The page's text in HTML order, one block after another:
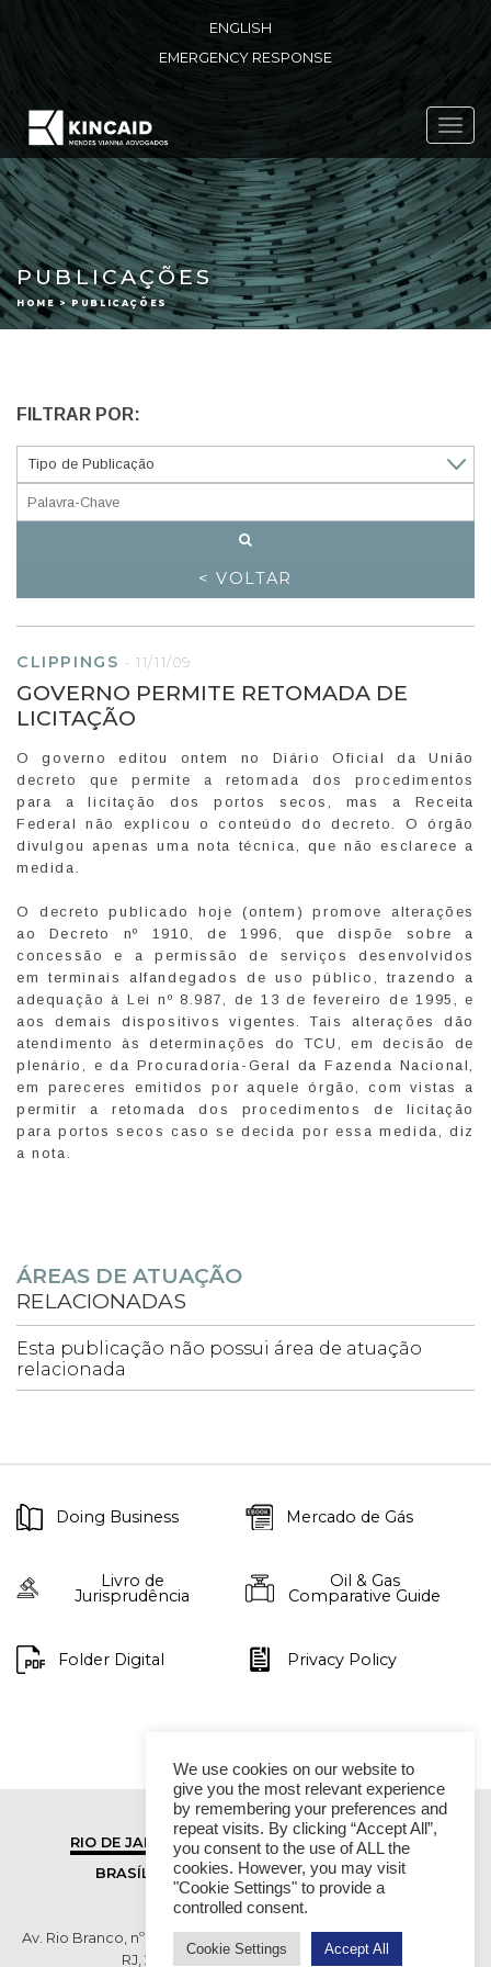
ENGLISH
EMERGENCY RESPONSE
PUBLICAÇÕES
HOME > PUBLICAÇÕES
FILTRAR POR:
< VOLTAR
CLIPPINGS -11/11/09
GOVERNO PERMITE RETOMADA DE
LICITAÇÃO
O governo editou ontem no Diário Oficial da União
decreto que permite a retomada dos procedimentos
para a licitação dos portos secos, mas a Receita
Federal não explicou o conteúdo do decreto. O órgão
divulgou apenas uma nota técnica, que não esclarece a
medida.
O decreto publicado hoje (ontem) promove alterações
ao Decreto nº 1910, de 1996, que dispõe sobre a
concessão e a permissão de serviços desenvolvidos
em terminais alfandegados de uso público, trazendo a
adequação à Lei nº 8.987, de 13 de fevereiro de 1995, e
aos demais dispositivos vigentes. Tais alterações dão
atendimento às determinações do TCU, em decisão de
plenário, e da Procuradoria-Geral da Fazenda Nacional,
em pareceres emitidos por aquele órgão, com vistas a
permitir a retomada dos procedimentos de licitação
para portos secos caso se decida por essa medida, diz
a nota.
ÁREAS DE ATUAÇÃO
RELACIONADAS
Esta publicação não possui área de atuação
relacionada
Doing Business Mercado de Gás
Livro de
Jurisprudência
Oil & Gas
Comparative Guide
Folder Digital Privacy Policy
RIO DE JANEIRO
SÃO PAULO
BRASÍLIA
VITÓRIA
Av. Rio Branco, nº 01, 14º andar - Ed. RB1- Centro, Rio de Janeiro -
RJ, 20090-003 TEL (55 21) 2276 6200
We use cookies on our website to
give you the most relevant experience
by remembering your preferences and
repeat visits. By clicking “Accept All”,
you consent to the use of ALL the
cookies. However, you may visit
"Cookie Settings" to provide a
controlled consent.
Cookie Settings Accept All